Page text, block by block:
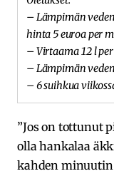
– Lämpimän
hinta 5 euroa per
– Virtaama 12 l
– Lämpimän
– 6 suihkua
”Jos on tottunut
olla hankalaa
kahden